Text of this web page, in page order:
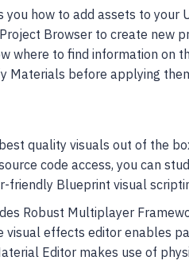
how to add assets to your
Browser to create new
where to find information on
Materials before applying
quality visuals out of the
code access, you can
friendly Blueprint visual
Robust Multiplayer
visual effects editor enables
Editor makes use of